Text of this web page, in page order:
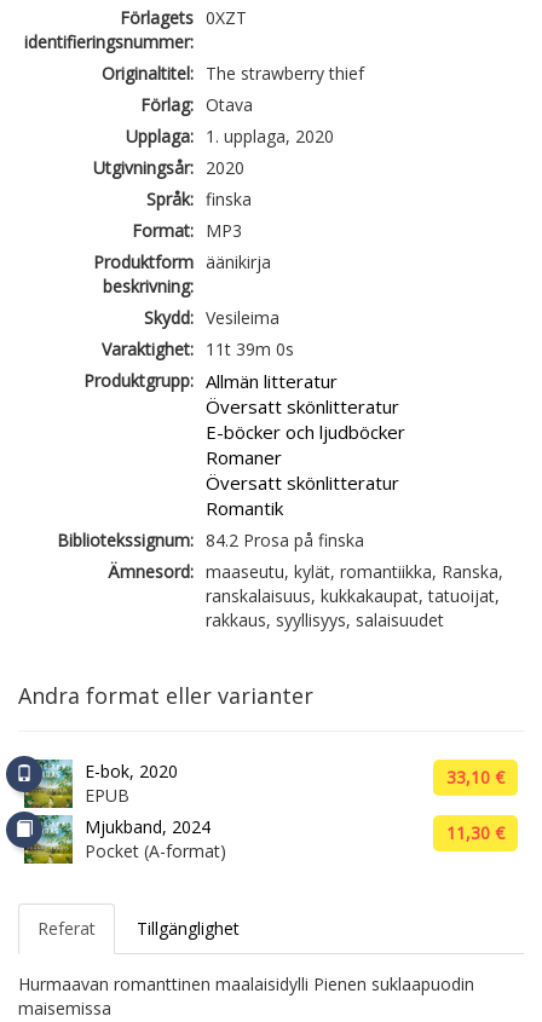
Förlagets
identifieringsnummer:
0XZT
Originaltitel: The strawberry thief
Förlag: Otava
Upplaga: 1. upplaga, 2020
Utgivningsår: 2020
Språk: finska
Format: MP3
Produktform
beskrivning:
äänikirja
Skydd: Vesileima
Varaktighet: 11t 39m 0s
Produktgrupp: Allmän litteratur
Översatt skönlitteratur
E-böcker och ljudböcker
Romaner
Översatt skönlitteratur
Romantik
Bibliotekssignum: 84.2 Prosa på finska
Ämnesord: maaseutu, kylät, romantiikka, Ranska,
ranskalaisuus, kukkakaupat, tatuoijat,
rakkaus, syyllisyys, salaisuudet
Andra format eller varianter
E-bok, 2020
EPUB
33,10 €
Mjukband, 2024
Pocket (A-format)
11,30 €
Referat Tillgänglighet
Hurmaavan romanttinen maalaisidylli Pienen suklaapuodin
maisemissa